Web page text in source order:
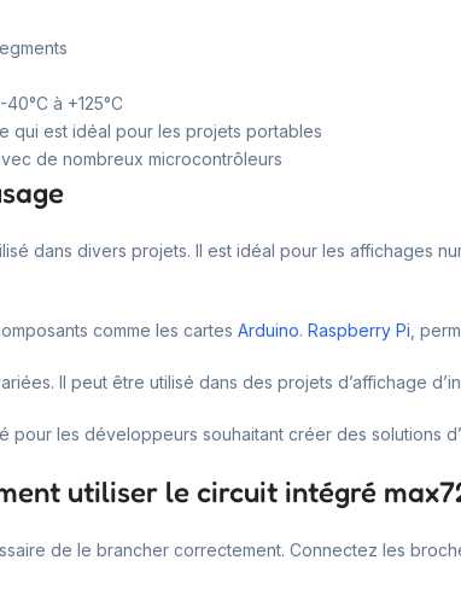
40°C à +125°C
qui est idéal pour les projets portables
de nombreux microcontrôleurs
dans divers projets. Il est idéal pour les affichages
comme les cartes Arduino. Raspberry Pi ,
Il peut être utilisé dans des projets d’affichage
pour les développeurs souhaitant créer des solutions
utiliser le circuit intégré
de le brancher correctement. Connectez les